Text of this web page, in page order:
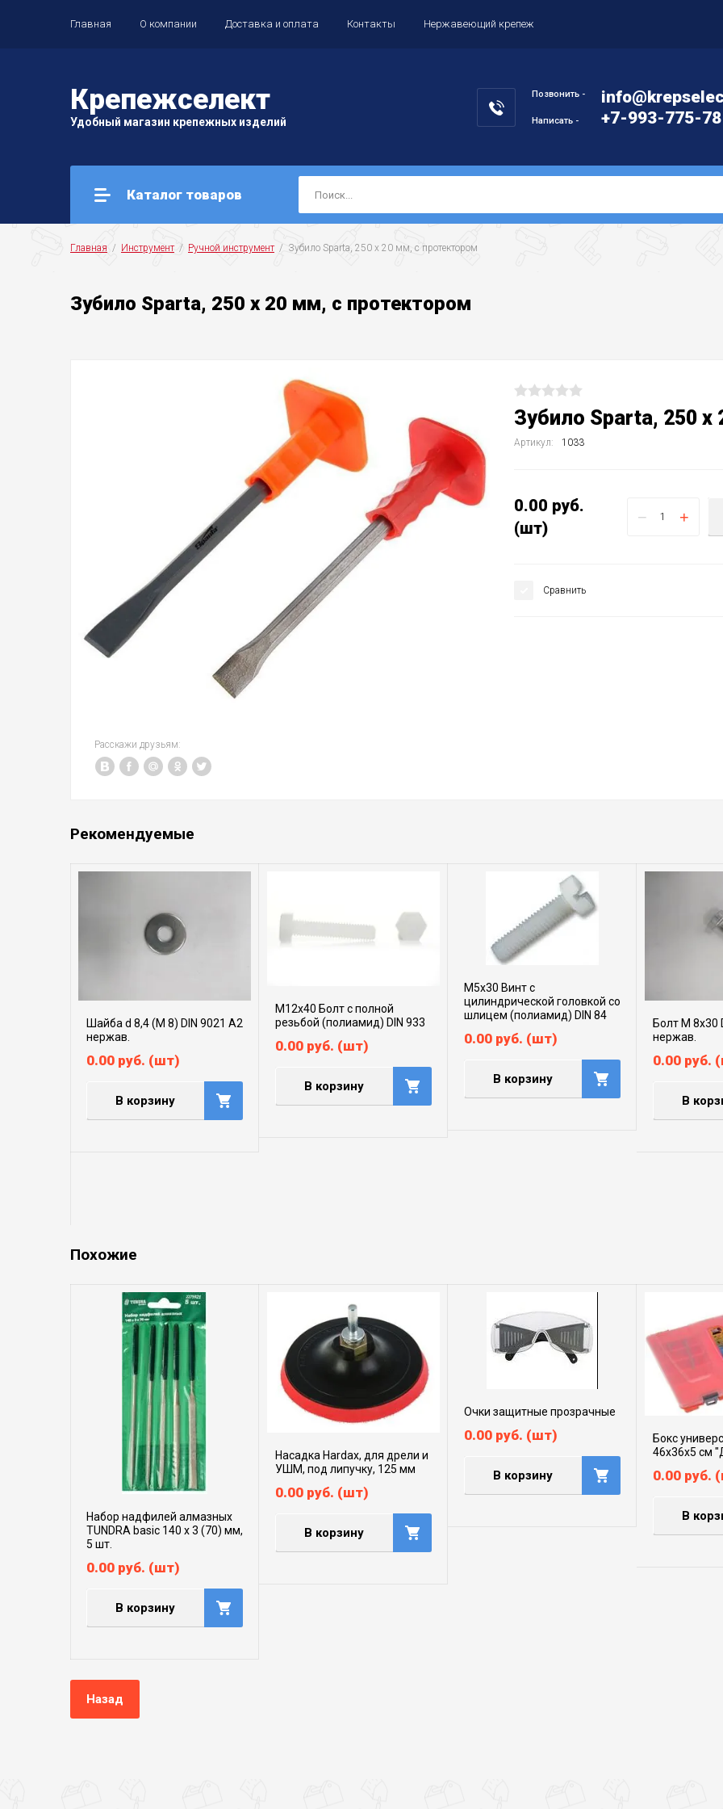
Главная О компании Доставка и оплата Контакты Нержавеющий крепеж
Крепежселект
Удобный магазин крепежных изделий
Позвонить -
Написать -
+7-993-775-
Каталог товаров
Главная
  /
Инструмент
  /
Ручной инструмент
  /  Зубило Sparta, 250 х 20 мм, с протектором
Зубило Sparta, 250 х 20 мм, с протектором
Расскажи друзьям:
Зубило Sparta, 250
Артикул: 1033
0.00 руб.
(шт)
− +
Сравнить
Рекомендуемые
Шайба d 8,4 (М 8) DIN 9021 А2
нержав.
0.00 руб. (шт)
В корзину
М12х40 Болт с полной
резьбой (полиамид) DIN 933
0.00 руб. (шт)
В корзину
М5х30 Винт с
цилиндрической головкой со
шлицем (полиамид) DIN 84
0.00 руб. (шт)
В корзину
Болт М 8х30
нержав.
0.00 руб.
В
Похожие
Набор надфилей алмазных
TUNDRA basic 140 х 3 (70) мм,
5 шт.
0.00 руб. (шт)
В корзину
Насадка Hardax, для дрели и
УШМ, под липучку, 125 мм
0.00 руб. (шт)
В корзину
Очки защитные прозрачные
0.00 руб. (шт)
В корзину
Бокс
46х36х5 см
0.00 руб.
В
Назад